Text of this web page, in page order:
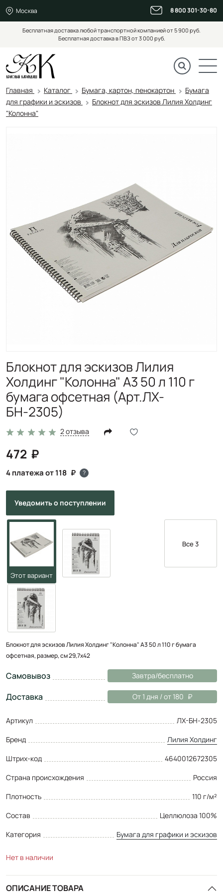
Москва 8 800 301-30-80
Бесплатная доставка любой транспортной компанией от 5 900 руб.
Бесплатная доставка в ПВЗ от 3 000 руб.
Главная Каталог Бумага, картон, пенокартон
Бумага
для графики и эскизов
Блокнот для эскизов Лилия Холдинг
"Колонна"
Блокнот для эскизов Лилия
Холдинг "Колонна" А3 50 л 110 г
бумага офсетная (Арт.ЛХ-
БН-2305)
2 отзыва
472
4 платежа от 118 ?
Уведомитьо поступлении
Все 3
Блокнот для эскизов Лилия Холдинг "Колонна" А3 50 л 110 г бумага
офсетная, размер, см 29,7х42
Самовывоз Завтра/бесплатно
Доставка От 1 дня / от 180
Артикул
ЛХ-БН-2305
Бренд
Лилия Холдинг
Штрих-код
4640012672305
Страна происхождения
Россия
Плотность
110 г/м²
Состав
Целлюлоза 100%
Категория
Бумага для графики и эскизов
Нет в наличии
ОПИСАНИЕ ТОВАРА